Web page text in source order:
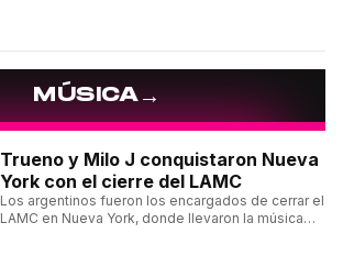
MÚSICA→
Trueno y Milo J conquistaron Nueva
York con el cierre del LAMC
Los argentinos fueron los encargados de cerrar el
LAMC en Nueva York, donde llevaron la música